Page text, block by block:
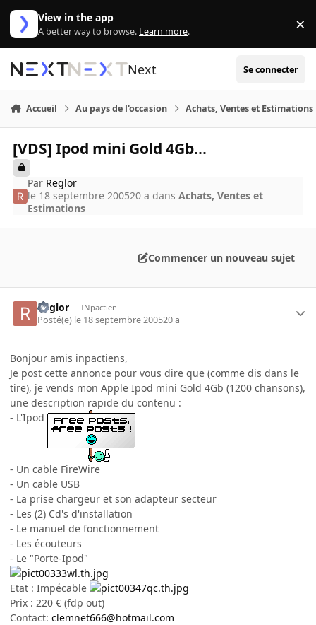
Aller au contenu
View in the app
A better way to browse. Learn more. ×
Next Se connecter
Accueil Au pays de l'occasion Achats, Ventes et Estimations
[VDS] Ipod mini Gold 4Gb...
Par Reglor
le 18 septembre 200520 a dansAchats, Ventes et
Estimations
Commencer un nouveau sujet
Reglor INpactien
Posté(e) le 18 septembre 200520 a
Bonjour amis inpactiens,
Je post cette annonce pour vous dire que (comme dis dans le
tire), je vends mon Apple Ipod mini Gold 4Gb (1200 chansons),
une description rapide du contenu :
- L'Ipod
- Un cable FireWire
- Un cable USB
- La prise chargeur et son adapteur secteur
- Les (2) Cd's d'installation
- Le manuel de fonctionnement
- Les écouteurs
- Le "Porte-Ipod"
Etat : Impécable
Prix : 220 € (fdp out)
Contact: clemnet666@hotmail.com